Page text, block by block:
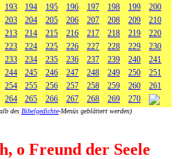
193 194 195 196 197 198 199
200
203 204 205 206 207 208 209
210
213 214 215 216 217 218 219
220
223 224 225 226 227 228 229
230
233 234 235 236 237 239 240
241
244 245 246 247 248 249 250
251
254 255 256 257 258 259 260
261
264 265 266 267 268 269 270
des Bibelgedichte-Menüs geblättert werden)
o Freund der Seele